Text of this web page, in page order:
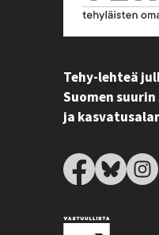
Tehy-lehteä
Suomen
ja